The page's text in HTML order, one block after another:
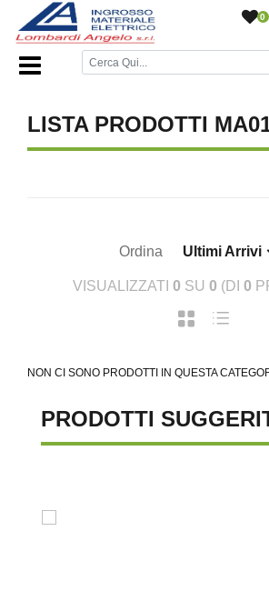
0
Home Page/
LISTA PRODOTTI
Ordina Ultimi Arrivi
VISUALIZZATI 0 SU 0 (DI 0
NON CI SONO PRODOTTI IN QUESTA
PRODOTTI